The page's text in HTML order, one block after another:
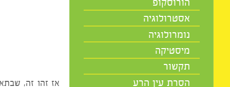
הורוסקופ
אסטרולוגיה
נומרולוגיה
מיסטיקה